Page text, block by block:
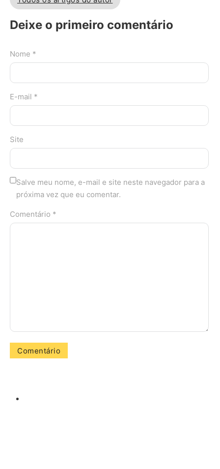
Deixe o primeiro comentário
Nome *
E-mail *
Site
Salve meu nome, e-mail e site neste navegador para a
próxima vez que eu comentar.
Comentário *